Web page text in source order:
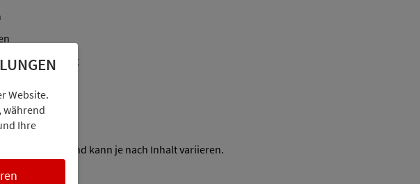
40 l, max. 15 kg
Zustand kann je nach Inhalt variieren.
Website.
während
Ihre